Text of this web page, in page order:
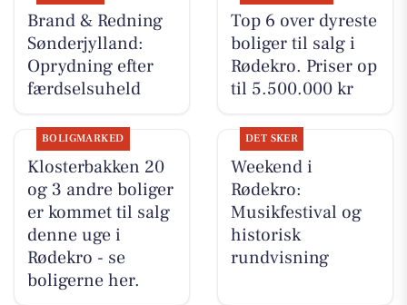
Brand & Redning
Sønderjylland:
Oprydning efter
færdselsuheld
Top 6 over dyreste
boliger til salg i
Rødekro. Priser op
til 5.500.000 kr
BOLIGMARKED
Klosterbakken 20
og 3 andre boliger
er kommet til salg
denne uge i
Rødekro - se
boligerne her.
DET SKER
Weekend i
Rødekro:
Musikfestival og
historisk
rundvisning